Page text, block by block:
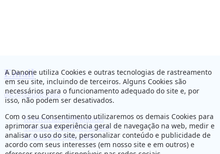
Email
dac@danone.com
Referências bibliográficas
Termos e Condições de uso
Política de Privacidade
A Danone utiliza Cookies e outras tecnologias de rastreamento
em seu site, incluindo de terceiros. Alguns Cookies são
necessários para o funcionamento adequado do site e, por
isso, não podem ser desativados.
Com o seu Consentimento utilizaremos os demais Cookies para
aprimorar sua experiência geral de navegação na web, medir e
analisar o uso do site, personalizar conteúdo e publicidade de
acordo com seus interesses (em nosso site e em outros) e